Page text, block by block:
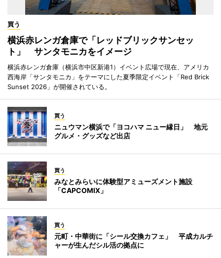
買う
横浜赤レンガ倉庫で「レッドブリックサンセッ
ト」 サンタモニカをイメージ
横浜赤レンガ倉庫（横浜市中区新港1）イベント広場で現在、アメリカ
西海岸「サンタモニカ」をテーマにした夏季限定イベント「Red Brick
Sunset 2026」が開催されている。
買う
ニュウマン横浜で「ヨコハマ ニュー縁日」 地元
グルメ・グッズなど出店
買う
みなとみらいに体験型アミューズメント施設
「CAPCOMIX」
買う
元町・中華街に「シール交換カフェ」 平成カルチ
ャーが生んだシル活の拠点に